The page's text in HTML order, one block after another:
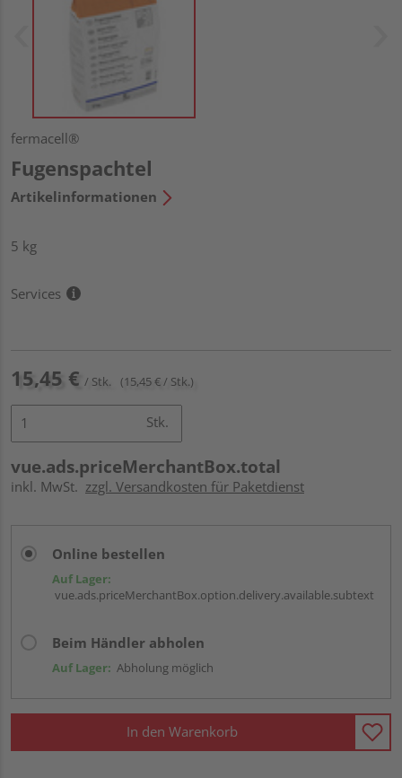
fermacell®
Fugenspachtel
Artikelinformationen
5 kg
Services
15,45 € / Stk. (15,45 € / Stk.)
Stk.
vue.ads.priceMerchantBox.total
inkl. MwSt. zzgl. Versandkosten für Paketdienst
Online bestellen
Auf Lager:
vue.ads.priceMerchantBox.option.delivery.available.subtext
Beim Händler abholen
Auf Lager: Abholung möglich
In den Warenkorb